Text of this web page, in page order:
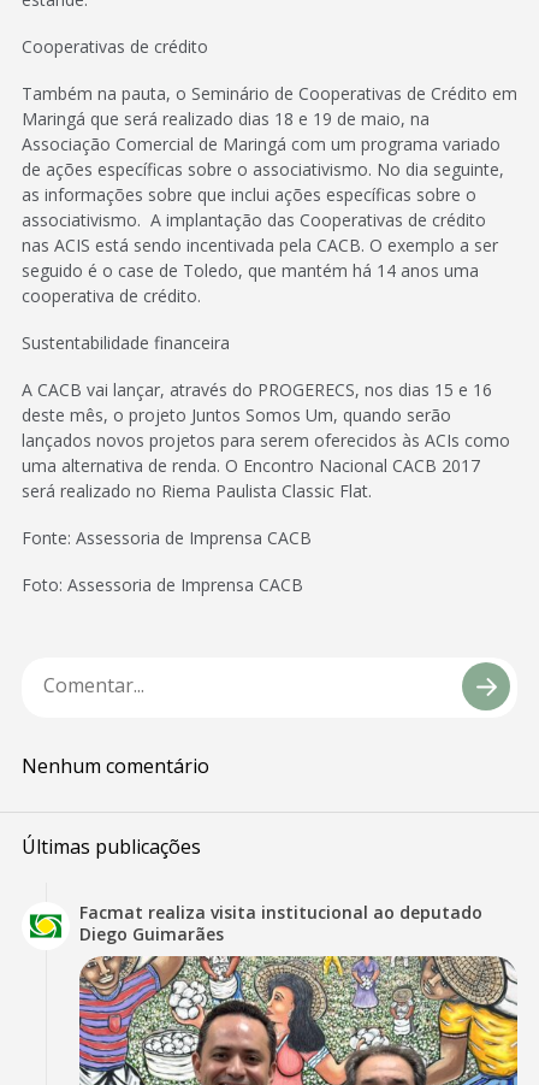
Cooperativas de crédito
Também na pauta, o Seminário de Cooperativas de Crédito em
Maringá que será realizado dias 18 e 19 de maio, na
Associação Comercial de Maringá com um programa variado
de ações específicas sobre o associativismo. No dia seguinte,
as informações sobre que inclui ações específicas sobre o
associativismo. A implantação das Cooperativas de crédito
nas ACIS está sendo incentivada pela CACB. O exemplo a ser
seguido é o case de Toledo, que mantém há 14 anos uma
cooperativa de crédito.
Sustentabilidade financeira
A CACB vai lançar, através do PROGERECS, nos dias 15 e 16
deste mês, o projeto Juntos Somos Um, quando serão
lançados novos projetos para serem oferecidos às ACIs como
uma alternativa de renda. O Encontro Nacional CACB 2017
será realizado no Riema Paulista Classic Flat.
Fonte: Assessoria de Imprensa CACB
Foto: Assessoria de Imprensa CACB
Nenhum comentário
Últimas publicações
Facmat realiza visita institucional ao deputado
Diego Guimarães